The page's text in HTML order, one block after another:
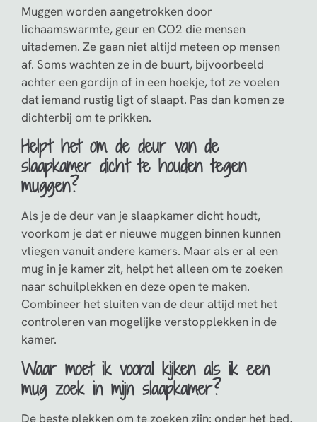
Muggen worden aangetrokken door
lichaamswarmte, geur en CO2 die mensen
uitademen. Ze gaan niet altijd meteen op mensen
af. Soms wachten ze in de buurt, bijvoorbeeld
achter een gordijn of in een hoekje, tot ze voelen
dat iemand rustig ligt of slaapt. Pas dan komen ze
dichterbij om te prikken.
Helpt het om de deur van de
slaapkamer dicht te houden tegen
muggen?
Als je de deur van je slaapkamer dicht houdt,
voorkom je dat er nieuwe muggen binnen kunnen
vliegen vanuit andere kamers. Maar als er al een
mug in je kamer zit, helpt het alleen om te zoeken
naar schuilplekken en deze open te maken.
Combineer het sluiten van de deur altijd met het
controleren van mogelijke verstopplekken in de
kamer.
Waar moet ik vooral kijken als ik een
mug zoek in mijn slaapkamer?
De beste plekken om te zoeken zijn: onder het bed,